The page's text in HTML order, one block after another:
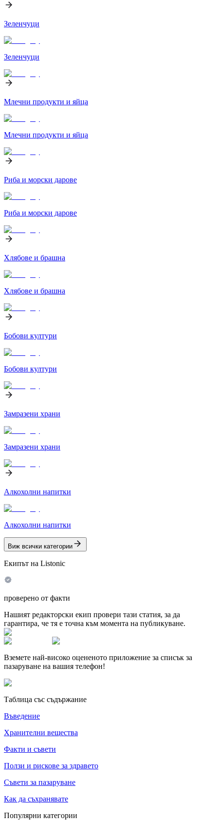
Зеленчуци
Зеленчуци
Млечни продукти и яйца
Млечни продукти и яйца
Риба и морски дарове
Риба и морски дарове
Хлябове и брашна
Хлябове и брашна
Бобови култури
Бобови култури
Замразени храни
Замразени храни
Алкохолни напитки
Алкохолни напитки
Виж всички категории
Екипът на Listonic
проверено от факти
Нашият редакторски екип провери тази статия, за да
гарантира, че тя е точна към момента на публикуване.
Вземете най-високо оцененото приложение за списък за
пазаруване на вашия телефон!
Таблица със съдържание
Въведение
Хранителни вещества
Факти и съвети
Ползи и рискове за здравето
Съвети за пазаруване
Как да съхранявате
Популярни категории